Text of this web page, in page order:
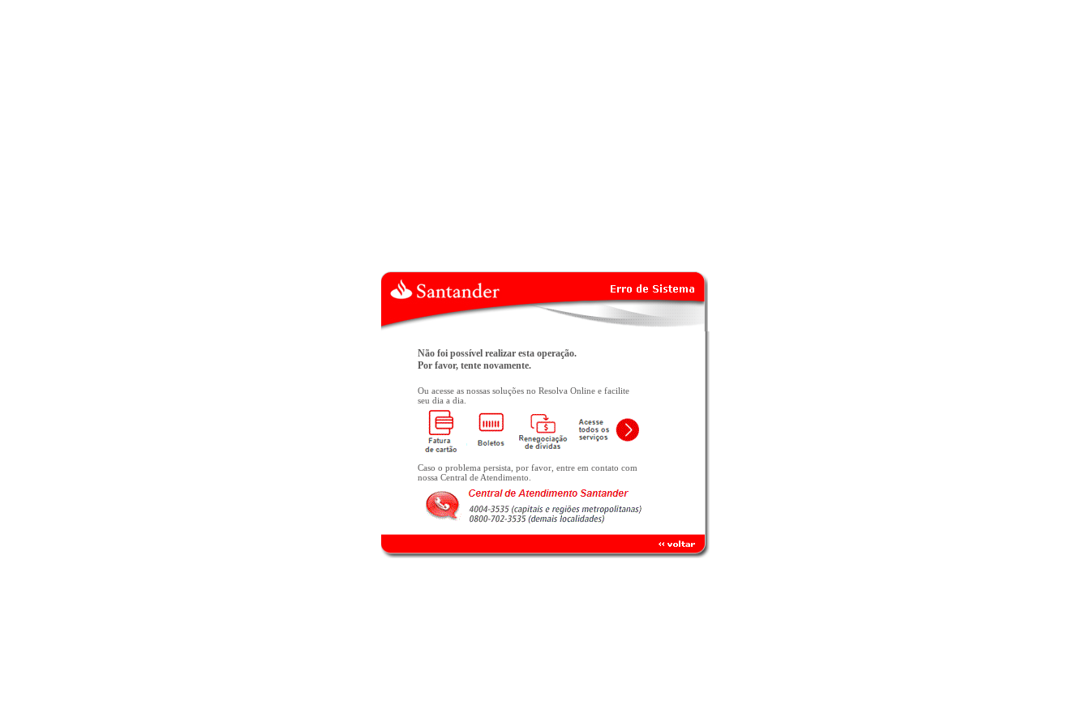
Não foi possível realizar esta operação.
Por favor, tente novamente.
Ou acesse as nossas soluções no Resolva Online e facilite
seu dia a dia.
Caso o problema persista, por favor, entre em contato com
nossa Central de Atendimento.